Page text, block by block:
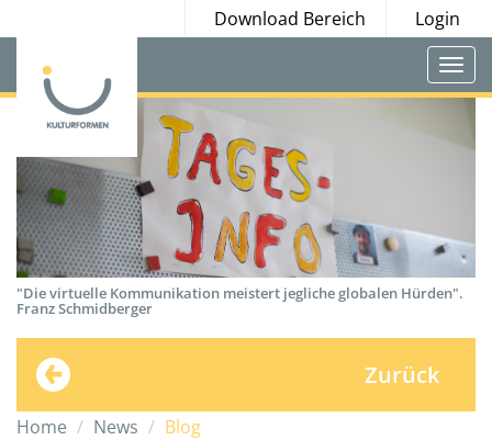
Download Bereich Login
"Die virtuelle Kommunikation meistert jegliche globalen Hürden".
Franz Schmidberger
Zurück
Home News Blog